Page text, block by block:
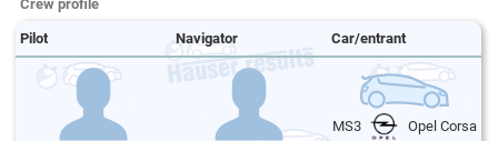
Crew profile
Pilot Navigator Car/entrant
MS3 Opel Corsa